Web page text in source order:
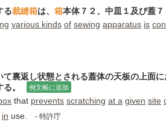
る裁縫箱は、 箱本体７２、中皿１及び蓋７
various kinds of sewing apparatus is
て裏返し状態とされる蓋体の天板の上面
。 例文帳に追加
that prevents scratching at a given site
in use. - 特許庁